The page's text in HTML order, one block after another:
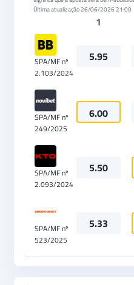
Última atualização26/06/2026 21:00
1
SPA/MF nº
2.103/2024
5.95
SPA/MF nº
249/2025
6.00
SPA/MF nº
2.093/2024
5.50
SPA/MF nº
523/2025
5.33